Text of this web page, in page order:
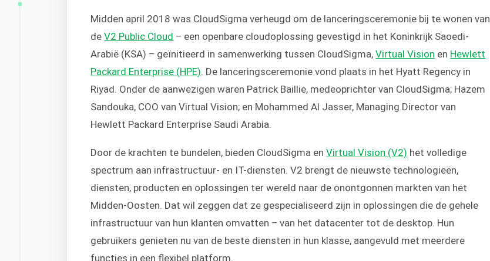
Midden april 2018 was CloudSigma verheugd om de lanceringsceremonie bij te wonen van
deV2 Public Cloud – een openbare cloudoplossing gevestigd in het Koninkrijk Saoedi-
Arabië (KSA) – geïnitieerd in samenwerking tussen CloudSigma,Virtual Vision en Hewlett
Packard Enterprise (HPE) . De lanceringsceremonie vond plaats in het Hyatt Regency in
Riyad. Onder de aanwezigen waren Patrick Baillie, medeoprichter van CloudSigma; Hazem
Sandouka, COO van Virtual Vision; en Mohammed Al Jasser, Managing Director van
Hewlett Packard Enterprise Saudi Arabia.
Door de krachten te bundelen, bieden CloudSigma enVirtual Vision (V2) het volledige
spectrum aan infrastructuur- en IT-diensten. V2 brengt de nieuwste technologieën,
diensten, producten en oplossingen ter wereld naar de onontgonnen markten van het
Midden-Oosten. Dat wil zeggen dat ze gespecialiseerd zijn in oplossingen die de gehele
infrastructuur van hun klanten omvatten – van het datacenter tot de desktop. Hun
gebruikers genieten nu van de beste diensten in hun klasse, aangevuld met meerdere
functies in een flexibel platform.